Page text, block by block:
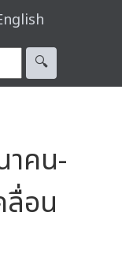
🔍︎
คน-
ลื่อน